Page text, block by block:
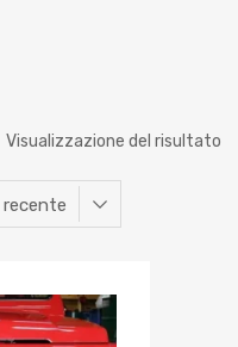
Visualizzazione del risultato